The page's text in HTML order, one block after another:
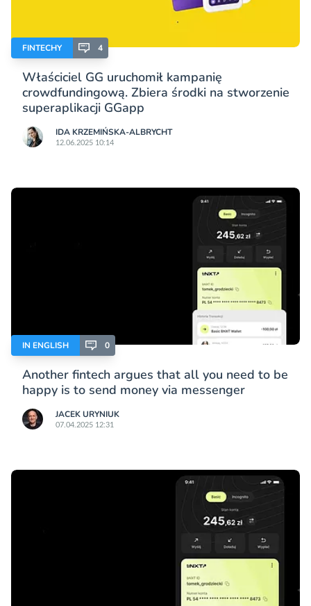
FINTECHY 4
Właściciel GG uruchomił kampanię
crowdfundingową. Zbiera środki na stworzenie
superaplikacji GGapp
IDA KRZEMIŃSKA-ALBRYCHT
12.06.2025 10:14
IN ENGLISH 0
Another fintech argues that all you need to be
happy is to send money via messenger
JACEK URYNIUK
07.04.2025 12:31